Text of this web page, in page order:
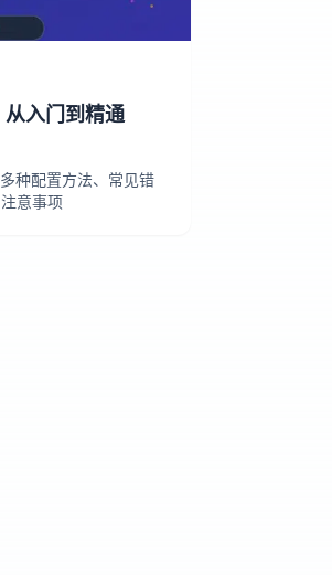
入门到精通
种配置方法、常见错
意事项